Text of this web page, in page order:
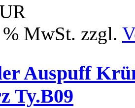
MwSt. zzgl.
Auspuff
Ty.B09